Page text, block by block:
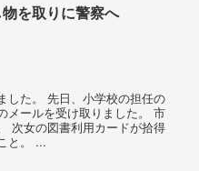
を取りに警察へ
した。 先日、小学校の担任の
メールを受け取りました。 市
次女の図書利用カードが拾得
と。 ...